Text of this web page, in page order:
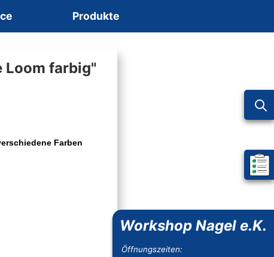
Produkte
Mein
Workshop Nagel e.K.
Öffnungszeiten:
Loom farbig"
Farben